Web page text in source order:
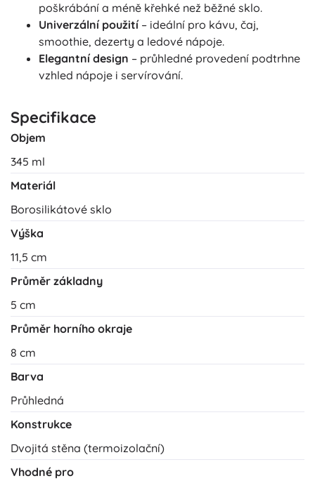
poškrábání a méně křehké než běžné sklo.
Univerzální použití – ideální pro kávu, čaj,
smoothie, dezerty a ledové nápoje.
Elegantní design – průhledné provedení podtrhne
vzhled nápoje i servírování.
Specifikace
Objem
345 ml
Materiál
Borosilikátové sklo
Výška
11,5 cm
Průměr základny
5 cm
Průměr horního okraje
8 cm
Barva
Průhledná
Konstrukce
Dvojitá stěna (termoizolační)
Vhodné pro